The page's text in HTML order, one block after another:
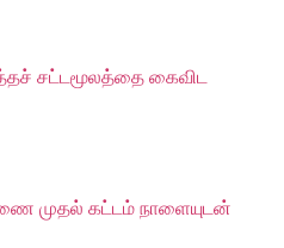
சட்டமூலத்தை கைவிட
முதல் கட்டம் நாளையுடன்